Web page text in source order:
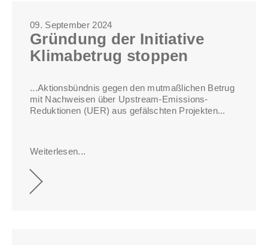
09. September 2024
Gründung der Initiative
Klimabetrug stoppen
...Aktionsbündnis gegen den mutmaßlichen Betrug
mit Nachweisen über Upstream-Emissions-
Reduktionen (UER) aus gefälschten Projekten...
Weiterlesen...